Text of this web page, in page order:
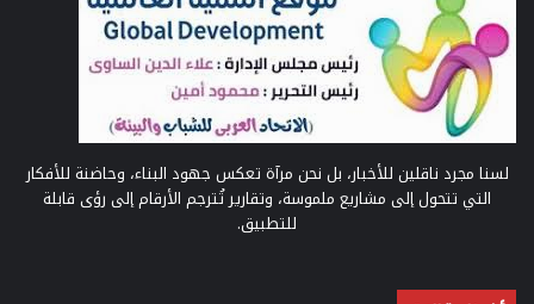
لسنا مجرد ناقلين للأخبار، بل نحن مرآة تعكس جهود البناء، وحاضنة للأفكار
التي تتحول إلى مشاريع ملموسة، وتقارير تُترجم الأرقام إلى رؤى قابلة
للتطبيق.